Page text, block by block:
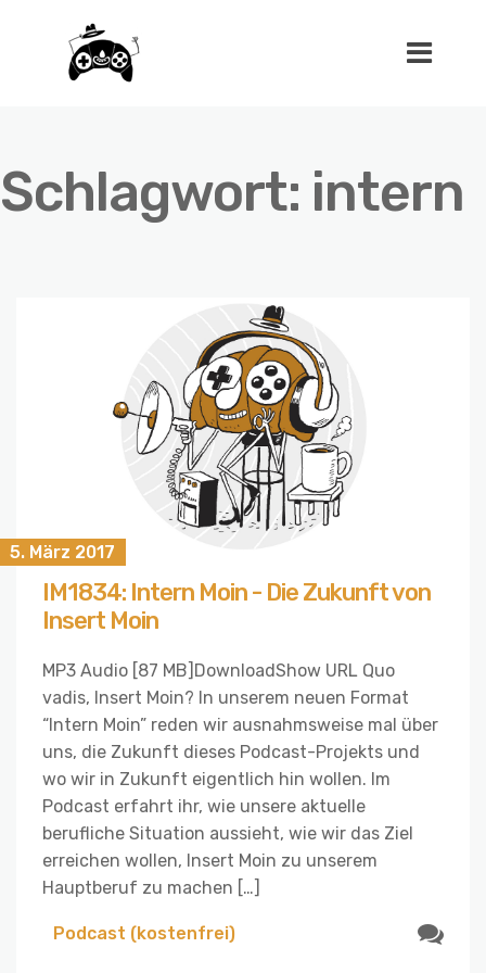
Schlagwort: intern
5. März 2017
IM1834: Intern Moin - Die Zukunft von
Insert Moin
MP3 Audio [87 MB]DownloadShow URL Quo
vadis, Insert Moin? In unserem neuen Format
“Intern Moin” reden wir ausnahmsweise mal über
uns, die Zukunft dieses Podcast-Projekts und
wo wir in Zukunft eigentlich hin wollen. Im
Podcast erfahrt ihr, wie unsere aktuelle
berufliche Situation aussieht, wie wir das Ziel
erreichen wollen, Insert Moin zu unserem
Hauptberuf zu machen […]
Podcast (kostenfrei)